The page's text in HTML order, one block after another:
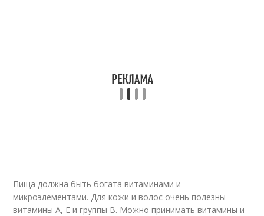
Пища должна быть богата витаминами и
микроэлементами. Для кожи и волос очень полезны
витамины А, Е и группы В. Можно принимать витамины и